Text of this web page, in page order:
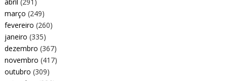
março (249)
fevereiro (260)
janeiro (335)
dezembro (367)
novembro (417)
outubro (309)